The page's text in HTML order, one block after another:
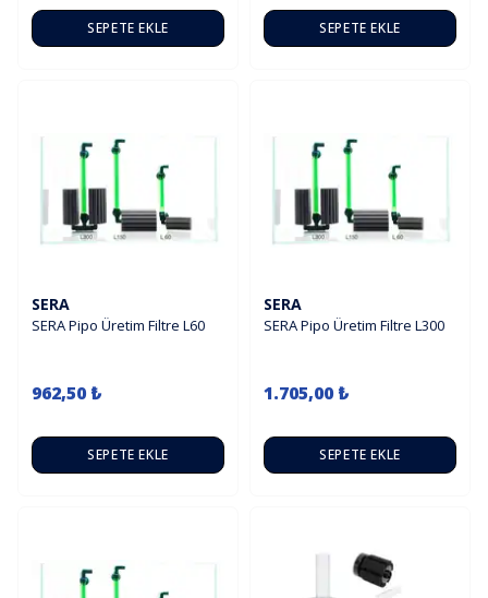
SEPETE EKLE SEPETE EKLE
SERA
SERA Pipo Üretim Filtre L60
962,50 ₺
SEPETE EKLE
SERA
SERA Pipo Üretim Filtre L300
1.705,00 ₺
SEPETE EKLE